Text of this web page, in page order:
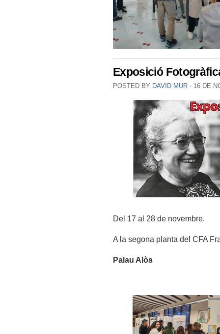
Exposició
POSTED BY DAVID MUR ⋅ 16 DE
Del 17 al 28 de novembre.
A la segona planta del CFA
Palau Alòs